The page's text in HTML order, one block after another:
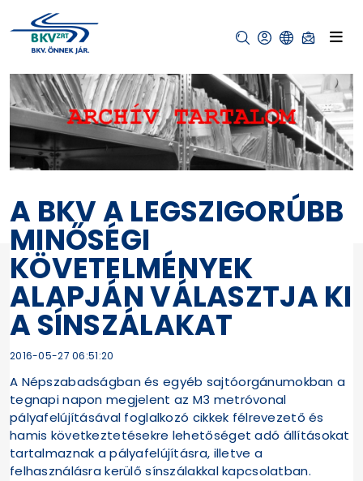
A BKV A LEGSZIGORÚBB
MINŐSÉGI
KÖVETELMÉNYEK
ALAPJÁN VÁLASZTJA KI
A SÍNSZÁLAKAT
2016-05-27 06:51:20
A Népszabadságban és egyéb sajtóorgánumokban a
tegnapi napon megjelent az M3 metróvonal
pályafelújításával foglalkozó cikkek félrevezető és
hamis következtetésekre lehetőséget adó állításokat
tartalmaznak a pályafelújításra, illetve a
felhasználásra kerülő sínszálakkal kapcsolatban.